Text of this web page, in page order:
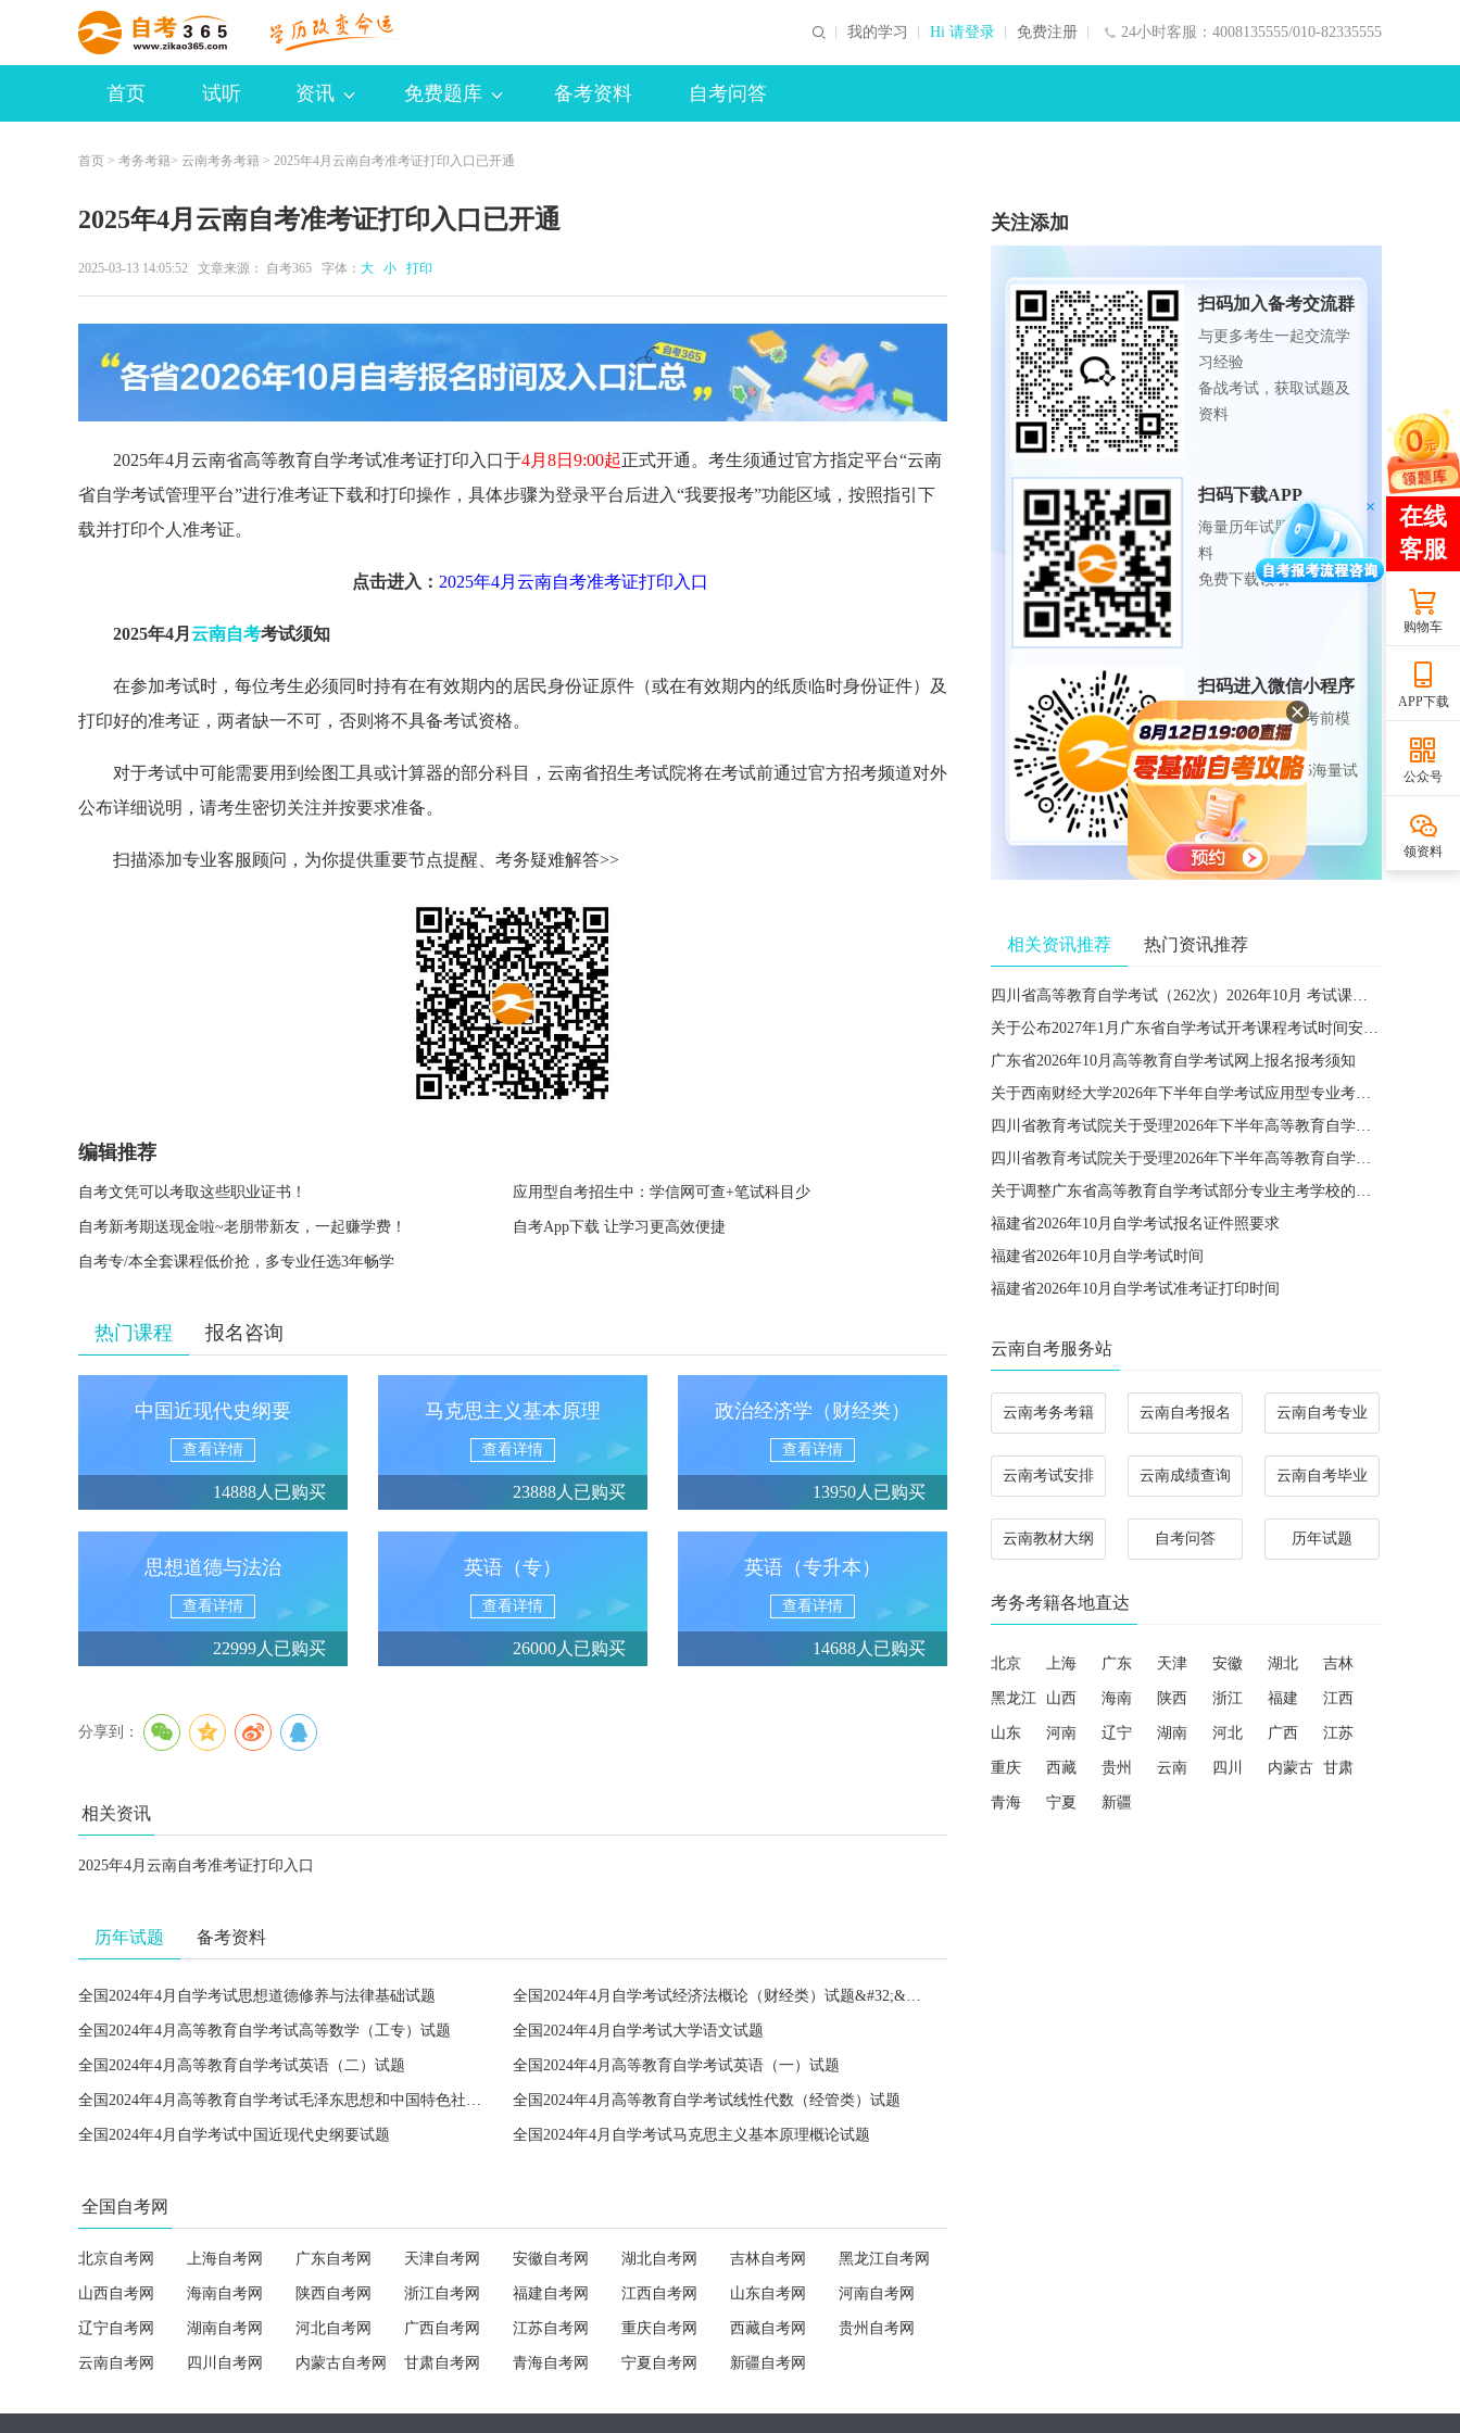
24小时客服：4008135555/010-82335555
我的学习 Hi 请登录 免费注册
首页 试听 资讯 免费题库 备考资料 自考问答
首页 > 考务考籍> 云南考务考籍 > 2025年4月云南自考准考证打印入口已开通
2025年4月云南自考准考证打印入口已开通
2025-03-13 14:05:52 文章来源： 自考365 字体： 大 小 打印
2025年4月云南省高等教育自学考试准考证打印入口于4月8日9:00起正式开通。考生须通过官方指定平台“云南
省自学考试管理平台”进行准考证下载和打印操作，具体步骤为登录平台后进入“我要报考”功能区域，按照指引下
载并打印个人准考证。
点击进入： 2025年4月云南自考准考证打印入口
2025年4月 云南自考考试须知
在参加考试时，每位考生必须同时持有在有效期内的居民身份证原件（或在有效期内的纸质临时身份证件）及
打印好的准考证，两者缺一不可，否则将不具备考试资格。
对于考试中可能需要用到绘图工具或计算器的部分科目，云南省招生考试院将在考试前通过官方招考频道对外
公布详细说明，请考生密切关注并按要求准备。
扫描添加专业客服顾问，为你提供重要节点提醒、考务疑难解答>>
编辑推荐
自考文凭可以考取这些职业证书！ 应用型自考招生中：学信网可查+笔试科目少
自考新考期送现金啦~老朋带新友，一起赚学费！ 自考App下载 让学习更高效便捷
自考专/本全套课程低价抢，多专业任选3年畅学
热门课程 报名咨询
中国近现代史纲要
查看详情
14888人已购买
马克思主义基本原理
查看详情
23888人已购买
政治经济学（财经类）
查看详情
13950人已购买
思想道德与法治
查看详情
22999人已购买
英语（专）
查看详情
26000人已购买
英语（专升本）
查看详情
14688人已购买
分享到：
相关资讯
2025年4月云南自考准考证打印入口
历年试题 备考资料
全国2024年4月自学考试思想道德修养与法律基础试题 全国2024年4月自学考试经济法概论（财经类）试题&#32;&#32;
全国2024年4月高等教育自学考试高等数学（工专）试题 全国2024年4月自学考试大学语文试题
全国2024年4月高等教育自学考试英语（二）试题 全国2024年4月高等教育自学考试英语（一）试题
全国2024年4月高等教育自学考试毛泽东思想和中国特色社会主义理论体系概论试题 全国2024年4月高等教育自学考试线性代数（经管类）试题
全国2024年4月自学考试中国近现代史纲要试题 全国2024年4月自学考试马克思主义基本原理概论试题
全国自考网
北京自考网 上海自考网 广东自考网 天津自考网 安徽自考网 湖北自考网 吉林自考网 黑龙江自考网
山西自考网 海南自考网 陕西自考网 浙江自考网 福建自考网 江西自考网 山东自考网 河南自考网
辽宁自考网 湖南自考网 河北自考网 广西自考网 江苏自考网 重庆自考网 西藏自考网 贵州自考网
云南自考网 四川自考网 内蒙古自考网 甘肃自考网 青海自考网 宁夏自考网 新疆自考网
关注添加
扫码加入备考交流群
与更多考生一起交流学
习经验
备战考试，获取试题及
资料
扫码下载APP
海量历年试题、备考资
料
免费下载领取
扫码进入微信小程序
每日练题巩固、考前模
拟实战
免费体验自考365海量试
题
相关资讯推荐 热门资讯推荐
四川省高等教育自学考试（262次）2026年10月 考试课程简表
关于公布2027年1月广东省自学考试开考课程考试时间安排和使用教材的通知
广东省2026年10月高等教育自学考试网上报名报考须知
关于西南财经大学2026年下半年自学考试应用型专业考籍更改办理的通知
四川省教育考试院关于受理2026年下半年高等教育自学考试省际转考申请的通告
四川省教育考试院关于受理2026年下半年高等教育自学考试考籍更改申请的通告
关于调整广东省高等教育自学考试部分专业主考学校的通知
福建省2026年10月自学考试报名证件照要求
福建省2026年10月自学考试时间
福建省2026年10月自学考试准考证打印时间
云南自考服务站
云南考务考籍 云南自考报名 云南自考专业
云南考试安排 云南成绩查询 云南自考毕业
云南教材大纲 自考问答 历年试题
考务考籍各地直达
北京 上海 广东 天津 安徽 湖北 吉林
黑龙江 山西 海南 陕西 浙江 福建 江西
山东 河南 辽宁 湖南 河北 广西 江苏
重庆 西藏 贵州 云南 四川 内蒙古 甘肃
青海 宁夏 新疆
购物车
APP下载
公众号
领资料